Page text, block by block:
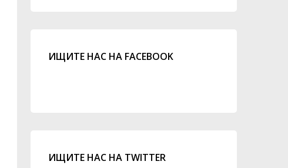
ИЩИТЕ НАС НА FACEBOOK
ИЩИТЕ НАС НА TWITTER